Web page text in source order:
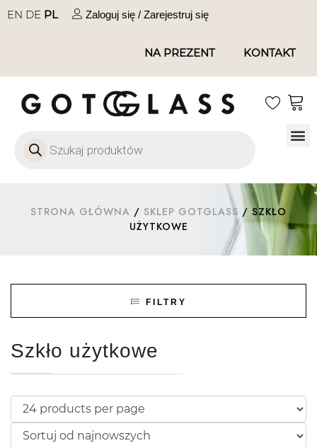
EN DE PL Zaloguj się / Zarejestruj się
NA PREZENT KONTAKT
STRONA GŁÓWNA / SKLEP GOTGLASS / SZKŁO
UŻYTKOWE
Szkło użytkowe
FILTRY